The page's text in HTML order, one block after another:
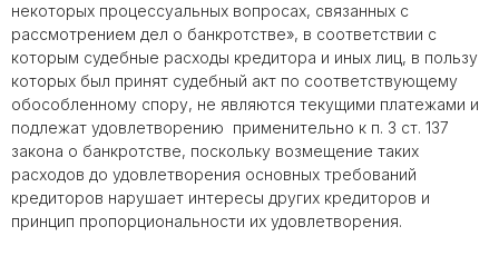
некоторых процессуальных вопросах, связанных с
рассмотрением дел о банкротстве», в соответствии с
которым судебные расходы кредитора и иных лиц, в пользу
которых был принят судебный акт по соответствующему
обособленному спору, не являются текущими платежами и
подлежат удовлетворению применительно к п. 3 ст. 137
закона о банкротстве, поскольку возмещение таких
расходов до удовлетворения основных требований
кредиторов нарушает интересы других кредиторов и
принцип пропорциональности их удовлетворения.